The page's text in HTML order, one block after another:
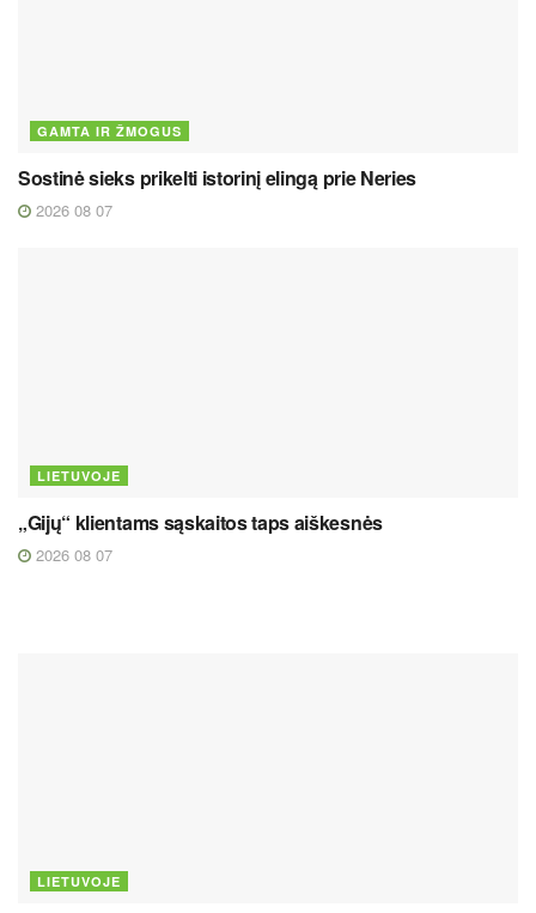
GAMTA IR ŽMOGUS
Sostinė sieks prikelti istorinį elingą prie Neries
2026 08 07
LIETUVOJE
„Gijų“ klientams sąskaitos taps aiškesnės
2026 08 07
LIETUVOJE